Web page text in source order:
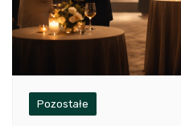
Pozostałe